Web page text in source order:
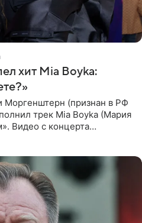
хит Mia Boyka:
Моргенштерн (признан в РФ
трек Mia Boyka (Мария
Видео с концерта